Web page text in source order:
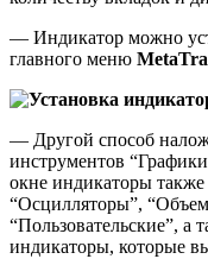
— Индикатор можно
главного меню
— Другой способ
инструментов
окне индикаторы
“Осцилляторы”,
“Пользовательские”,
индикаторы, которые